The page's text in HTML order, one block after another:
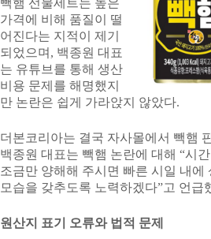
빽햄 선물세트는 높은
가격에 비해 품질이 떨
어진다는 지적이 제기
되었으며, 백종원 대표
는 유튜브를 통해 생산
비용 문제를 해명했지
만 논란은 쉽게 가라앉지 않았다.
더본코리아는 결국 자사몰에서 빽햄
백종원 대표는 빽햄 논란에 대해 “시
조금만 양해해 주시면 빠른 시일 내에
모습을 갖추도록 노력하겠다”고 언급
원산지 표기 오류와 법적 문제